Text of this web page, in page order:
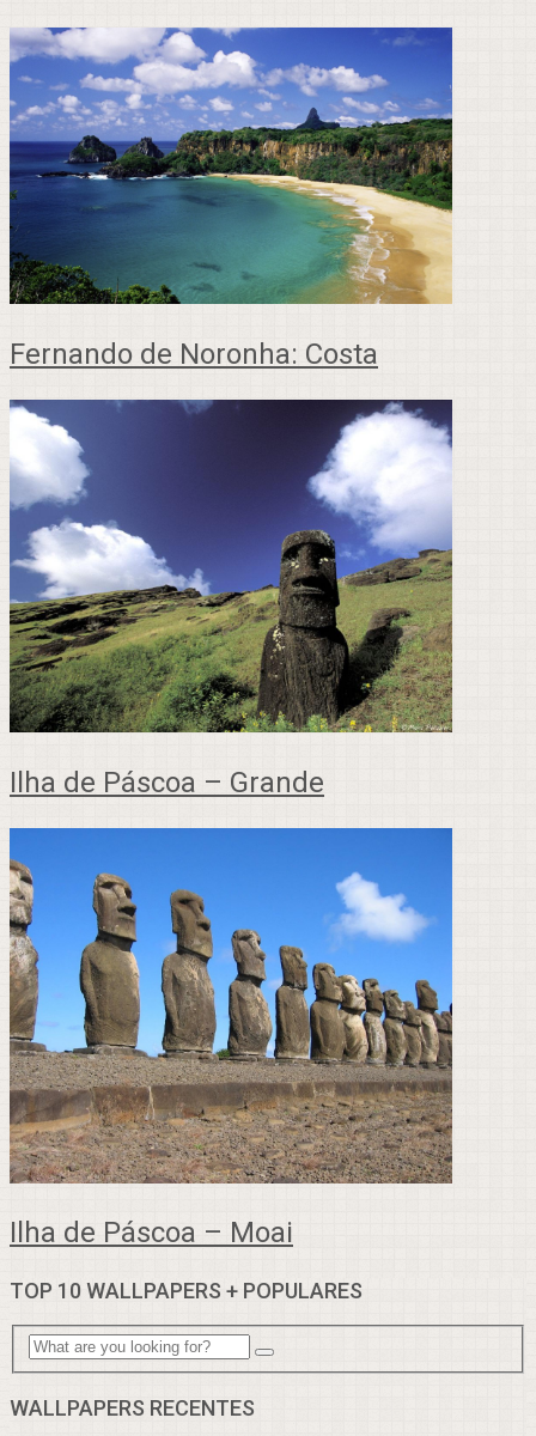
Fernando de Noronha: Costa
Ilha de Páscoa – Grande
Ilha de Páscoa – Moai
TOP 10 WALLPAPERS + POPULARES
WALLPAPERS RECENTES